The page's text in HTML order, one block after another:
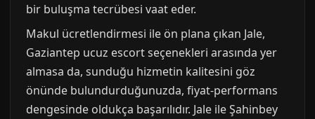
bir buluşma tecrübesi vaat eder.
Makul ücretlendirmesi ile ön plana çıkan Jale,
Gaziantep ucuz escort seçenekleri arasında yer
almasa da, sunduğu hizmetin kalitesini göz
önünde bulundurduğunuzda, fiyat-performans
dengesinde oldukça başarılıdır. Jale ile Şahinbey